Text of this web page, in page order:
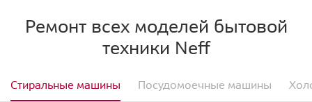
Ремонт всех моделей бытовой
техники Neff
Стиральные машины Посудомоечные машины